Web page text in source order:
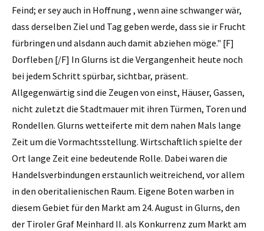
Feind; er sey auch in Hoffnung , wenn aine schwanger wär,
dass derselben Ziel und Tag geben werde, dass sie ir Frucht
fürbringen und alsdann auch damit abziehen möge." [F]
Dorfleben [/F] In Glurns ist die Vergangenheit heute noch
bei jedem Schritt spürbar, sichtbar, präsent.
Allgegenwärtig sind die Zeugen von einst, Häuser, Gassen,
nicht zuletzt die Stadtmauer mit ihren Türmen, Toren und
Rondellen. Glurns wetteiferte mit dem nahen Mals lange
Zeit um die Vormachtsstellung. Wirtschaftlich spielte der
Ort lange Zeit eine bedeutende Rolle. Dabei waren die
Handelsverbindungen erstaunlich weitreichend, vor allem
in den oberitalienischen Raum. Eigene Boten warben in
diesem Gebiet für den Markt am 24. August in Glurns, den
der Tiroler Graf Meinhard II. als Konkurrenz zum Markt am